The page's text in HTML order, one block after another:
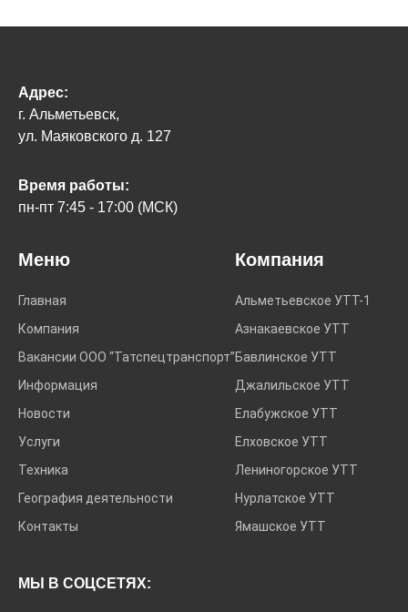
Адрес:
г. Альметьевск,
ул. Маяковского д. 127
Время работы:
пн-пт 7:45 - 17:00 (МСК)
Меню
Главная
Компания
Вакансии ООО “Татспецтранспорт”
Информация
Новости
Услуги
Техника
География деятельности
Контакты
Компания
Альметьевское УТТ-1
Азнакаевское УТТ
Бавлинское УТТ
Джалильское УТТ
Елабужское УТТ
Елховское УТТ
Лениногорское УТТ
Нурлатское УТТ
Ямашское УТТ
МЫ В СОЦСЕТЯХ: